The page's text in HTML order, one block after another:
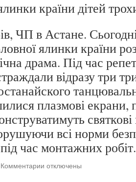
країни дітей
ЧП в Астане.
ялинки країни
драма. Під час
відразу три
плазмові екрани,
всі норми
під час монтажних
Комментарии котключены